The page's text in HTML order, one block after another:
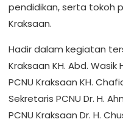
pendidikan, serta tokoh
Kraksaan.
Hadir dalam kegiatan
Kraksaan KH. Abd.
PCNU Kraksaan KH.
Sekretaris PCNU Dr. H.
PCNU Kraksaan Dr. H.